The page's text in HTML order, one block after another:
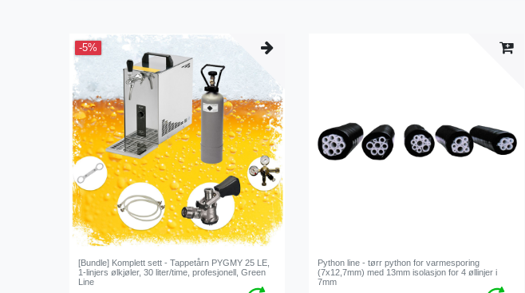
-5%
[Bundle] Komplett sett - Tappetårn PYGMY 25 LE,
1-linjers ølkjøler, 30 liter/time, profesjonell, Green
Line
Python line - tørr python for varmesporing
(7х12,7mm) med 13mm isolasjon for 4 øllinjer i
7mm